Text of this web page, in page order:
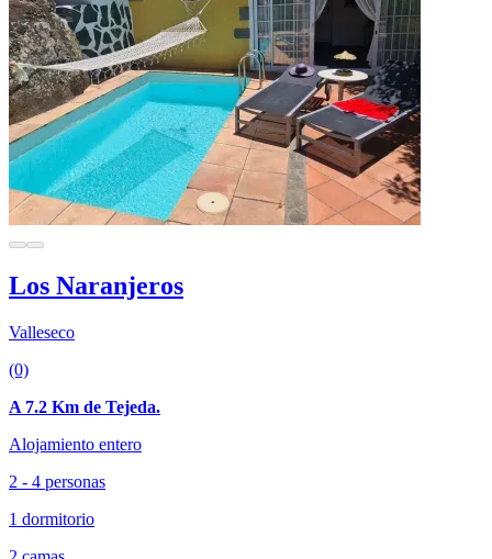
Los Naranjeros
Valleseco
(0)
A 7.2 Km de Tejeda.
Alojamiento entero
2 - 4 personas
1 dormitorio